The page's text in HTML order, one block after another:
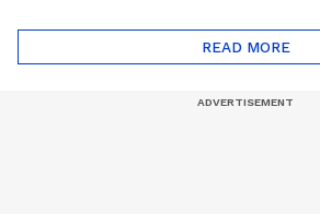
പദ്ധതികള്‍ | Cristiano
Ronaldo
READ MORE